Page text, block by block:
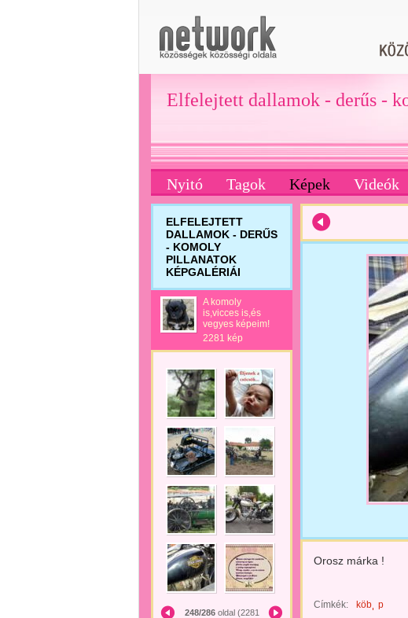
Elfelejtett dallamok - derűs -
Nyitó Tagok Képek Videók
ELFELEJTETT
DALLAMOK - DERŰS
- KOMOLY
PILLANATOK
KÉPGALÉRIÁI
A komoly
is,vicces is,és
vegyes képeim!
2281 kép
248/286oldal (2281
Orosz márka !
Címkék: köb p